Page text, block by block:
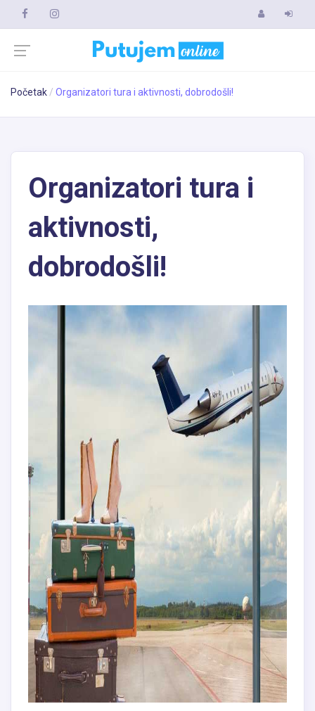
Početak Organizatori tura i aktivnosti, dobrodošli!
Organizatori tura i
aktivnosti,
dobrodošli!